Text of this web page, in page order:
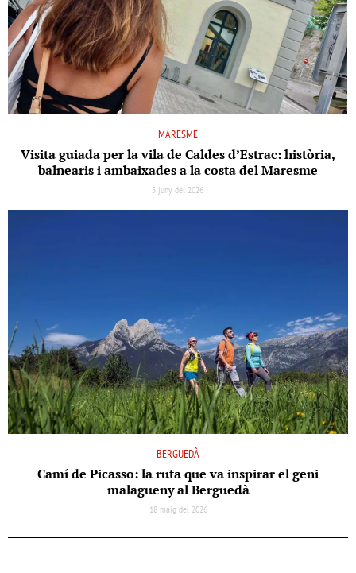
MARESME
Visita guiada per la vila de Caldes d’Estrac: història,
balnearis i ambaixades a la costa del Maresme
5 juny del 2026
BERGUEDÀ
Camí de Picasso: la ruta que va inspirar el geni
malagueny al Berguedà
18 maig del 2026